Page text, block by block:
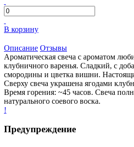
В корзину
Описание Отзывы
Ароматическая свеча с ароматом
клубничного варенья. Сладкий, с
смородины и цветка вишни.
Сверху свеча украшена ягодами
Время горения: ~45 часов. Свеча
натурального соевого воска.
!
Предупреждение